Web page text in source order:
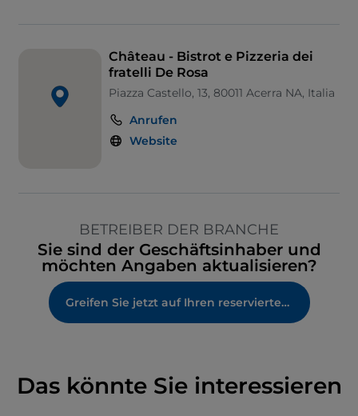
Château - Bistrot e Pizzeria dei
fratelli De Rosa
Piazza Castello, 13, 80011 Acerra NA, Italia
Anrufen
Website
BETREIBER DER BRANCHE
Sie sind der Geschäftsinhaber und
möchten Angaben aktualisieren?
Greifen Sie jetzt auf Ihren reservierten Bereich zu
Das könnte Sie interessieren